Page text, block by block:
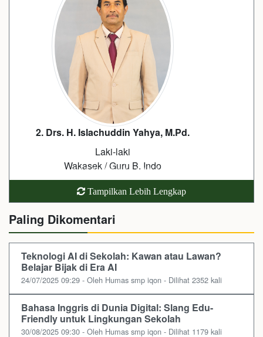
3. Yuli Mulyaningtias, S.Pd.
Perempuan
Kepala Lab. IPA / Guru IPA
Tampilkan Lebih Lengkap
Paling Dikomentari
Teknologi AI di Sekolah: Kawan atau Lawan?
Belajar Bijak di Era AI
24/07/2025 09:29 - Oleh Humas smp iqon - Dilihat 2352 kali
Bahasa Inggris di Dunia Digital: Slang Edu-
Friendly untuk Lingkungan Sekolah
30/08/2025 09:30 - Oleh Humas smp iqon - Dilihat 1179 kali